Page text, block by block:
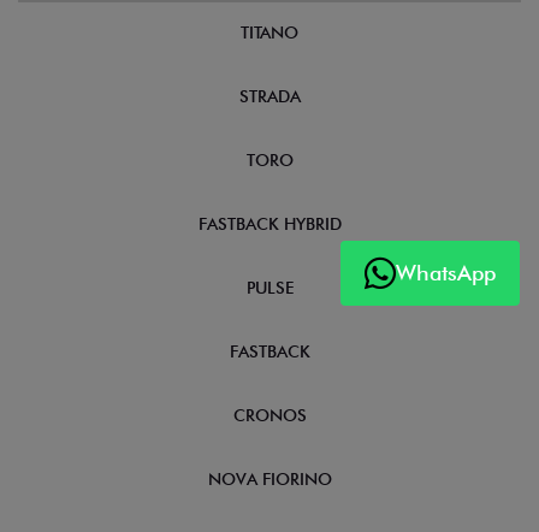
WhatsApp
TITANO
STRADA
TORO
FASTBACK HYBRID
PULSE
FASTBACK
CRONOS
NOVA FIORINO